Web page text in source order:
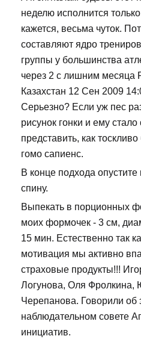
неделю исполнится
кажется, весьма чуток.
составляют ядро
группы у большинства
через 2 с лишним месяца
Казахстан 12 Сен 2009
Серьезно? Если уж пес
рисунок гонки и ему
представить, как
гомо сапиенс.
В конце подхода
спину.
Выпекать в порционных
моих формочек - 3 см,
15 мин. Естественно так
мотивация мы активно
страховые продукты!!!
Логунова, Оля Фролкина,
Черепанова. Говорили об
наблюдательном совете
инициатив.